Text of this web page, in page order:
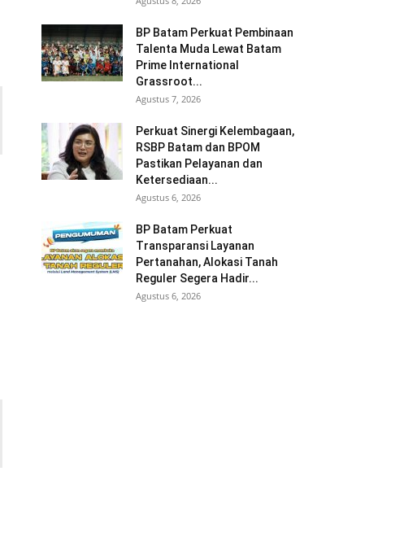
BP Batam Perkuat Pembinaan
Talenta Muda Lewat Batam
Prime International
Grassroot...
Agustus 7, 2026
Perkuat Sinergi Kelembagaan,
RSBP Batam dan BPOM
Pastikan Pelayanan dan
Ketersediaan...
Agustus 6, 2026
BP Batam Perkuat
Transparansi Layanan
Pertanahan, Alokasi Tanah
Reguler Segera Hadir...
Agustus 6, 2026